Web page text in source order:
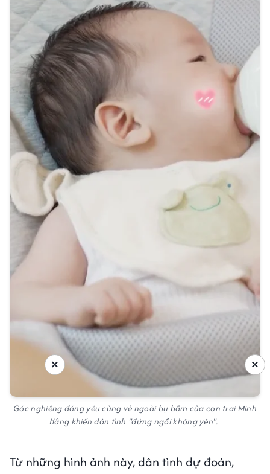
Góc nghiêng đáng yêu cùng vẻ ngoài bụ bẫm của con trai Minh
Hằng khiến dân tình "đứng ngồi không yên".
Từ những hình ảnh này, dân tình dự đoán,
×
×